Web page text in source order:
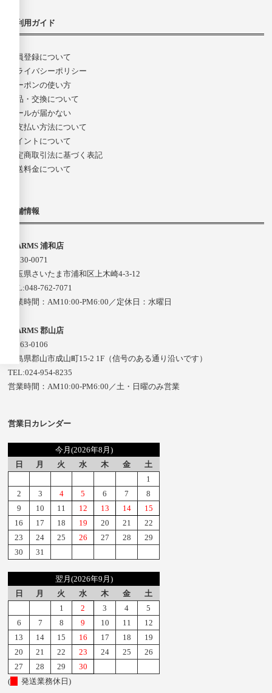
ご利用ガイド
会員登録について
プライバシーポリシー
クーポンの使い方
返品・交換について
メールが届かない
お支払い方法について
ポイントについて
特定商取引法に基づく表記
配送料金について
店舗情報
D-ARMS 浦和店
〒330-0071
埼玉県さいたま市浦和区上木崎4-3-12
TEL:048-762-7071
営業時間：AM10:00-PM6:00／定休日：水曜日
D-ARMS 郡山店
〒963-0106
福島県郡山市成山町15-2 1F（信号のある通り沿いです）
TEL:024-954-8235
営業時間：AM10:00-PM6:00／土・日曜のみ営業
営業日カレンダー
今月(2026年8月)
日
月 火 水 木 金
土
1
2
3 4 5 6 7
8
9
10 11 12 13 14
15
16
17 18 19 20 21
22
23
24 25 26 27 28
29
30
31
翌月(2026年9月)
日
月 火 水 木 金
土
1
2 3 4
5
6
7 8 9 10 11
12
13
14 15 16 17 18
19
20
21 22 23 24 25
26
27
28 29
30
(
発送業務休日)